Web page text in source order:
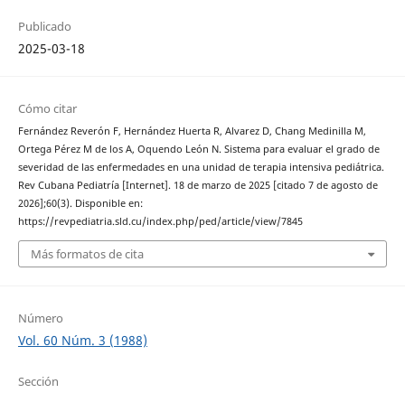
Publicado
2025-03-18
Cómo citar
Fernández Reverón F, Hernández Huerta R, Alvarez D, Chang Medinilla M,
Ortega Pérez M de los A, Oquendo León N. Sistema para evaluar el grado de
severidad de las enfermedades en una unidad de terapia intensiva pediátrica.
Rev Cubana Pediatría [Internet]. 18 de marzo de 2025 [citado 7 de agosto de
2026];60(3). Disponible en:
https://revpediatria.sld.cu/index.php/ped/article/view/7845
Más formatos de cita
Número
Vol. 60 Núm. 3 (1988)
Sección